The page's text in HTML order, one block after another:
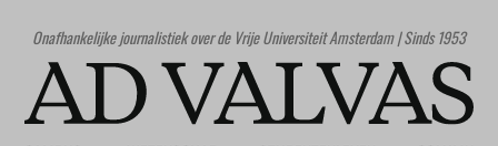
Onafhankelijke journalistiek over de Vrije Universiteit Amsterdam | Sinds 1953